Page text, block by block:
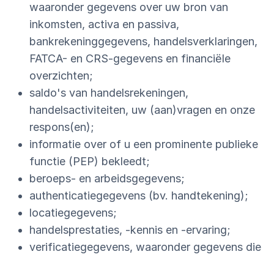
waaronder gegevens over uw bron van
inkomsten, activa en passiva,
bankrekeninggegevens, handelsverklaringen,
FATCA- en CRS-gegevens en financiële
overzichten;
saldo's van handelsrekeningen,
handelsactiviteiten, uw (aan)vragen en onze
respons(en);
informatie over of u een prominente publieke
functie (PEP) bekleedt;
beroeps- en arbeidsgegevens;
authenticatiegegevens (bv. handtekening);
locatiegegevens;
handelsprestaties, -kennis en -ervaring;
verificatiegegevens, waaronder gegevens die